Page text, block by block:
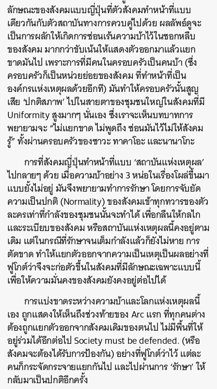
ลักษณะของสังคมแบบญี่ปุ่นที่ตัวสังคมทำหน้าที่แบบ
เดียวกันกับตัวสถาบันทางการควบคู่ไปด้วย ผลลัพธ์ดูจะ
เป็นการผลักให้เกิดการซ่อนเร้นความบ้าไว้ในซอกหลืบ
ของสังคมมากกว่าขับเน้นให้แสดงตัวออกมาแล้วแยก
ขาดมันไป เพราะการที่มีคนในครอบครัวเป็นคนบ้า (ซึ่ง
ครอบครัวก็เป็นหน่วยย่อยของสังคม ที่ทำหน้าที่เป็น
องค์กรแห่งเหตุผลด้วยอีกที) มันทำให้ครอบครัวนั้นสูญ
เสีย ‘ปกติสภาพ’ ไปในสายตาของชุมชนใหญ่ในสังคมที่มี
Uniformity สูงมากๆ นั่นเอง ซึ่งเราจะเห็นบทบาทการ
พยายามจะ “ไม่แยกขาด ไม่พูดถึง ซ่อนมันไว้ไม่ให้สังคม
รู้” ทั้งผ่านครอบครัวของซาวะ ทาคาโอะ และนานาโกะ
การที่สังคมญี่ปุ่นทำหน้าที่แบบ ‘สถาบันแห่งเหตุผล’
ไปกลายๆ ด้วย เมื่อความบ้าอย่าง 3 หน่อในเรื่องโผล่ขึ้นมา
แบบยั้งไม่อยู่ มันจึงพยายามทำการรักษา โดยการจับยัด
ความเป็นปกติ (Normality) ของสังคมเข้าทุกทวารของตัว
ละครเท่าที่กำลังของชุมชนนั้นจะทำได้ เพื่อกลืนให้กลไก
และระเบียบของสังคม หรือสถาบันแห่งเหตุผลนี้คงอยู่ตาม
เดิม แต่ในกรณีที่รักษาจนเต็มกำลังแล้วก็ยังไม่หาย การ
ตัดขาด ทำให้แยกตัวออกจากความเป็นเหตุเป็นผลอย่างที่
ฟูโกต์ว่าจึงจะก่อตัวขึ้นในสังคมที่มีลักษณะเฉพาะแบบนี้
เพื่อให้ความมั่นคงของสังคมยังคงอยู่ต่อไปได้
การแบ่งขาดระหว่างความบ้าและโลกแห่งเหตุผลนี้
เอง ถูกแสดงให้เห็นถึงช่วงท้ายของ Arc แรก ที่ทุกคนต่าง
ต้องถูกแยกตัวออกจากสังคมเดิมของตนไป ไม่มีพื้นที่ให้
อยู่ร่วมได้อีกต่อไป Society must be defended. (หรือ
สังคมจะต้องได้รับการป้องกัน) อย่างที่ฟูโกต์ว่าไว้ แต่ละ
คนก็กระจัดกระจายแยกกันไป และไปผ่านการ ‘รักษา’ ให้
กลับมาเป็นปกติอีกครั้ง